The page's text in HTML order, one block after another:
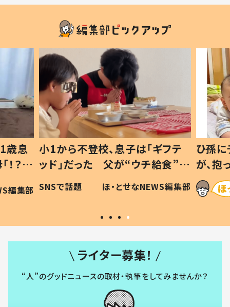
歳息
？」
編集部
小1から不登校、息子は「ギフテ
ッド」だった 父が“ウチ給食”を
作り続ける理由とは #令和の親
#令和の子
SNSで話題 ほ・とせなNEWS編集部
ひ孫
が、
「涙が
い」
ライター募集！
“人”のグッドニュースの取材・執筆をしてみませんか？